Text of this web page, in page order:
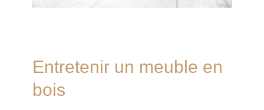
Entretenir un meuble en
bois